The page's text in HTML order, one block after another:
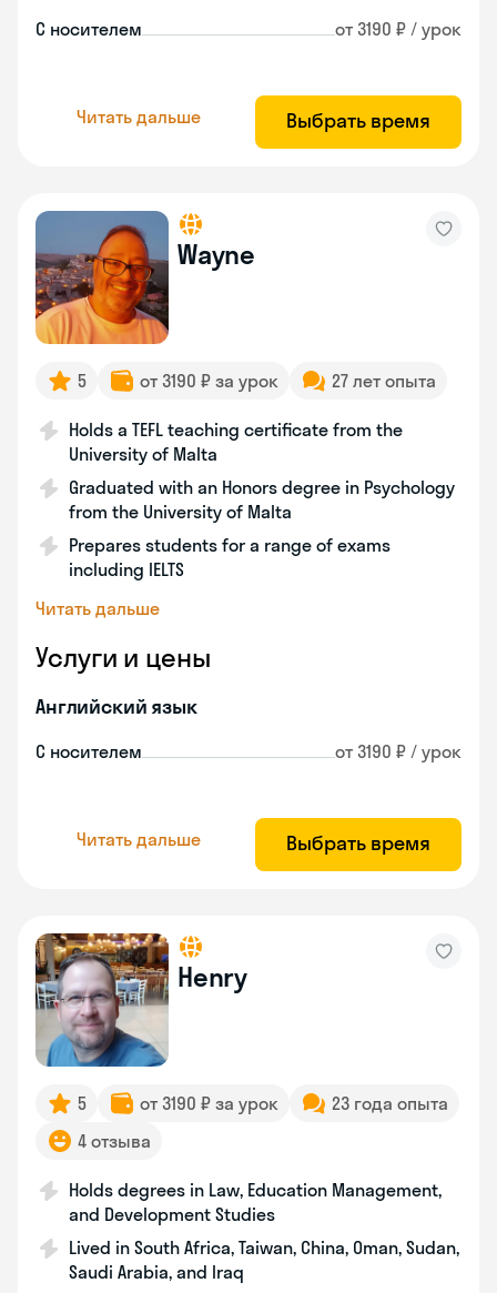
С носителем от 3190 ₽ / урок
Читать дальше Выбрать время
Wayne
5 от 3190 ₽ за урок 27 лет опыта
Holds a TEFL teaching certificate from the
University of Malta
Graduated with an Honors degree in Psychology
from the University of Malta
Prepares students for a range of exams
including IELTS
Читать дальше
Услуги и цены
Английский язык
С носителем от 3190 ₽ / урок
Читать дальше Выбрать время
Henry
5 от 3190 ₽ за урок
23 года опыта
4 отзыва
Holds degrees in Law, Education Management,
and Development Studies
Lived in South Africa, Taiwan, China, Oman, Sudan,
Saudi Arabia, and Iraq